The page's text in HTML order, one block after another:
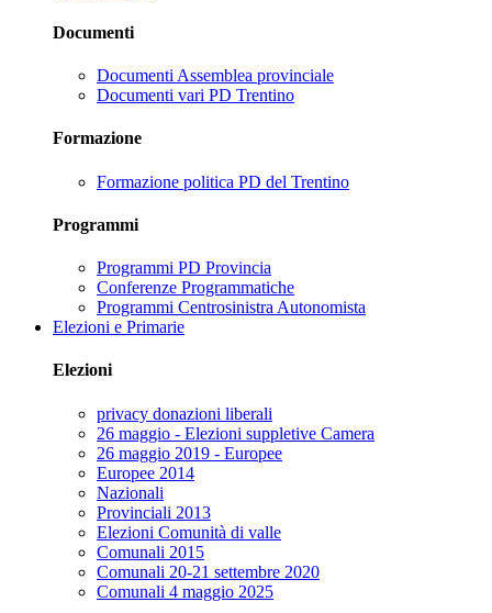
Documenti
Documenti Assemblea provinciale
Documenti vari PD Trentino
Formazione
Formazione politica PD del Trentino
Programmi
Programmi PD Provincia
Conferenze Programmatiche
Programmi Centrosinistra Autonomista
Elezioni e Primarie
Elezioni
privacy donazioni liberali
26 maggio - Elezioni suppletive Camera
26 maggio 2019 - Europee
Europee 2014
Nazionali
Provinciali 2013
Elezioni Comunità di valle
Comunali 2015
Comunali 20-21 settembre 2020
Comunali 4 maggio 2025